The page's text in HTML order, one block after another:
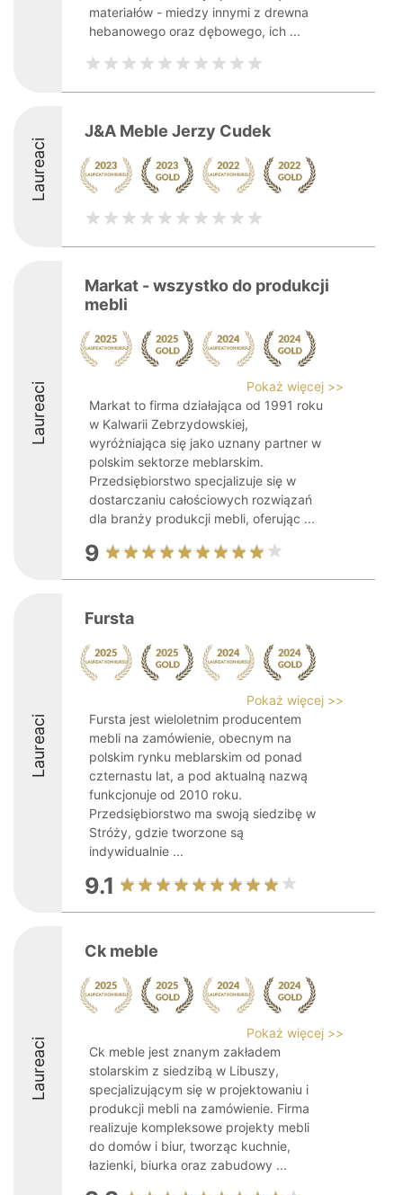
materiałów - miedzy innymi z drewna
hebanowego oraz dębowego, ich ...
Laureaci
J&A Meble Jerzy Cudek
Laureaci
Markat - wszystko do produkcji
mebli
Pokaż więcej >>
Markat to firma działająca od 1991 roku
w Kalwarii Zebrzydowskiej,
wyróżniająca się jako uznany partner w
polskim sektorze meblarskim.
Przedsiębiorstwo specjalizuje się w
dostarczaniu całościowych rozwiązań
dla branży produkcji mebli, oferując ...
9
Laureaci
Fursta
Pokaż więcej >>
Fursta jest wieloletnim producentem
mebli na zamówienie, obecnym na
polskim rynku meblarskim od ponad
czternastu lat, a pod aktualną nazwą
funkcjonuje od 2010 roku.
Przedsiębiorstwo ma swoją siedzibę w
Stróży, gdzie tworzone są
indywidualnie ...
9.1
Laureaci
Ck meble
Pokaż więcej >>
Ck meble jest znanym zakładem
stolarskim z siedzibą w Libuszy,
specjalizującym się w projektowaniu i
produkcji mebli na zamówienie. Firma
realizuje kompleksowe projekty mebli
do domów i biur, tworząc kuchnie,
łazienki, biurka oraz zabudowy ...